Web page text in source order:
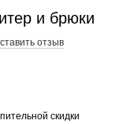
и брюки
отзыв
скидки